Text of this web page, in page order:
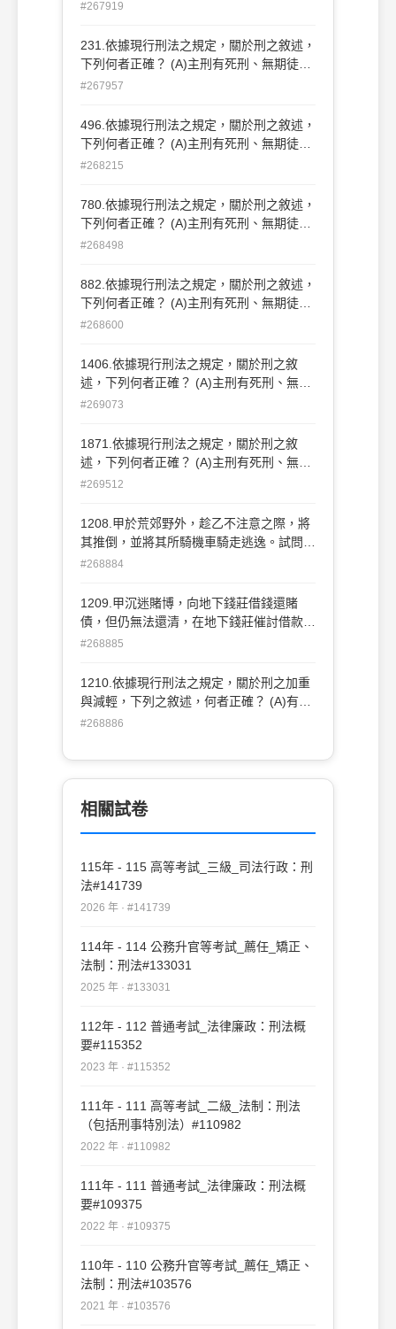
行為人與否，沒收之 (D)剝奪行使選舉、罷
免、創制、複決等四權之資格為禠奪公權之
#267919
231.依據現行刑法之規定，關於刑之敘述，
下列何者正確？ (A)主刑有死刑、無期徒
刑、有期徒刑、拘役等四種 (B)從刑有禠奪
行為人與否，沒收之 (D)剝奪行使選舉、罷
免、創制、複決等四權之資格為禠奪公權之
#267957
496.依據現行刑法之規定，關於刑之敘述，
下列何者正確？ (A)主刑有死刑、無期徒
刑、有期徒刑、拘役等四種 (B)從刑有禠奪
行為人與否，沒收之 (D)剝奪行使選舉、罷
免、創制、複決等四權之資格為禠奪公權之
#268215
780.依據現行刑法之規定，關於刑之敘述，
下列何者正確？ (A)主刑有死刑、無期徒
刑、有期徒刑、拘役等四種 (B)從刑有禠奪
行為人與否，沒收之 (D)剝奪行使選舉、罷
免、創制、複決等四權之資格為禠奪公權之
#268498
882.依據現行刑法之規定，關於刑之敘述，
下列何者正確？ (A)主刑有死刑、無期徒
刑、有期徒刑、拘役等四種 (B)從刑有禠奪
行為人與否，沒收之 (D)剝奪行使選舉、罷
免、創制、複決等四權之資格為禠奪公權之
#268600
1406.依據現行刑法之規定，關於刑之敘
述，下列何者正確？ (A)主刑有死刑、無期
徒刑、有期徒刑、拘役等四種 (B)從刑有禠
罪行為人與否，沒收之 (D)剝奪行使選舉、
罷免、創制、複決等四權之資格為禠奪公權
#269073
1871.依據現行刑法之規定，關於刑之敘
述，下列何者正確？ (A)主刑有死刑、無期
徒刑、有期徒刑、拘役等四種 (B)從刑有禠
於犯罪行為人與否，沒收之 (D)剝奪行使選
舉、罷免、創制、複決等四權之資格為禠奪
#269512
1208.甲於荒郊野外，趁乙不注意之際，將
其推倒，並將其所騎機車騎走逃逸。試問：
依據現行刑法規定及實務見解，甲之行為應
數罪併罰處斷 (B)甲該當搶奪罪與強制罪，
依法條競合，僅論以搶奪罪 (C)甲該當搶奪
#268884
1209.甲沉迷賭博，向地下錢莊借錢還賭
債，但仍無法還清，在地下錢莊催討借款之
下，乃思將其父乙所委託保管之金錶一只占
不歸還。試問：依據現行刑法規定及實務見
解，甲之行為應如何處斷？ 163 (A)甲成立
#268885
1210.依據現行刑法之規定，關於刑之加重
與減輕，下列之敘述，何者正確？ (A)有期
徒刑、拘役、罰金之減輕，在同時有免除其
刑減輕者，為無期徒刑，或為十五年以下十
二年以上有期徒刑 (C)無期徒刑減輕者，為
僅加減其最高度
#268886
相關試卷
115年 - 115 高等考試_三級_司法行政：刑
法#141739
2026 年 · #141739
114年 - 114 公務升官等考試_薦任_矯正、
法制：刑法#133031
2025 年 · #133031
112年 - 112 普通考試_法律廉政：刑法概
要#115352
2023 年 · #115352
111年 - 111 高等考試_二級_法制：刑法
（包括刑事特別法）#110982
2022 年 · #110982
111年 - 111 普通考試_法律廉政：刑法概
要#109375
2022 年 · #109375
110年 - 110 公務升官等考試_薦任_矯正、
法制：刑法#103576
2021 年 · #103576